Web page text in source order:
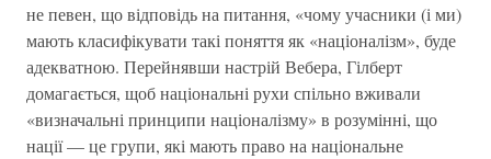
не певен, що відповідь на питання, «чому учасники (і ми)
мають класифікувати такі поняття як «націоналізм», буде
адекватною. Перейнявши настрій Вебера, Гілберт
домагається, щоб національні рухи спільно вживали
«визначальні принципи націоналізму» в розумінні, що
нації — це групи, які мають право на національне